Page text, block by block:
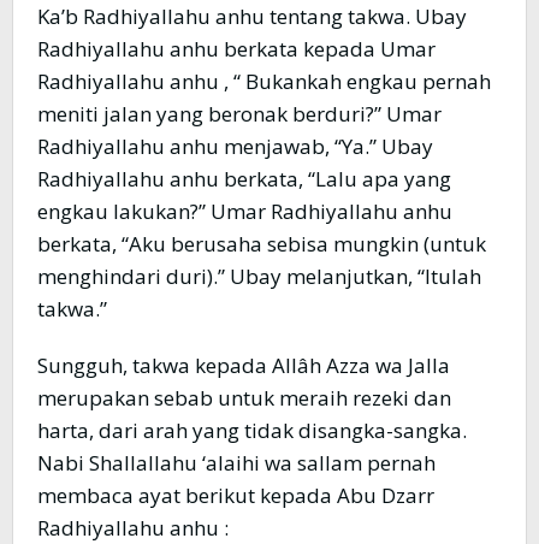
Ka’b Radhiyallahu anhu tentang takwa. Ubay
Radhiyallahu anhu berkata kepada Umar
Radhiyallahu anhu , “ Bukankah engkau pernah
meniti jalan yang beronak berduri?” Umar
Radhiyallahu anhu menjawab, “Ya.” Ubay
Radhiyallahu anhu berkata, “Lalu apa yang
engkau lakukan?” Umar Radhiyallahu anhu
berkata, “Aku berusaha sebisa mungkin (untuk
menghindari duri).” Ubay melanjutkan, “Itulah
takwa.”
Sungguh, takwa kepada Allâh Azza wa Jalla
merupakan sebab untuk meraih rezeki dan
harta, dari arah yang tidak disangka-sangka.
Nabi Shallallahu ‘alaihi wa sallam pernah
membaca ayat berikut kepada Abu Dzarr
Radhiyallahu anhu :